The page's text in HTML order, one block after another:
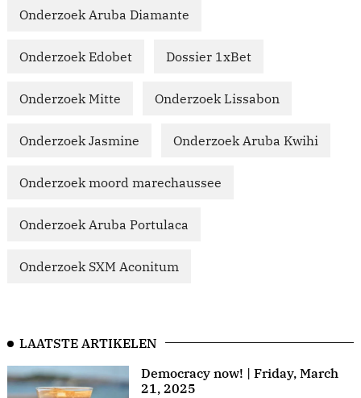
Onderzoek Aruba Diamante
Onderzoek Edobet Dossier 1xBet
Onderzoek Mitte Onderzoek Lissabon
Onderzoek Jasmine Onderzoek Aruba Kwihi
Onderzoek moord marechaussee
Onderzoek Aruba Portulaca
Onderzoek SXM Aconitum
LAATSTE ARTIKELEN
Democracy now! | Friday, March
21, 2025